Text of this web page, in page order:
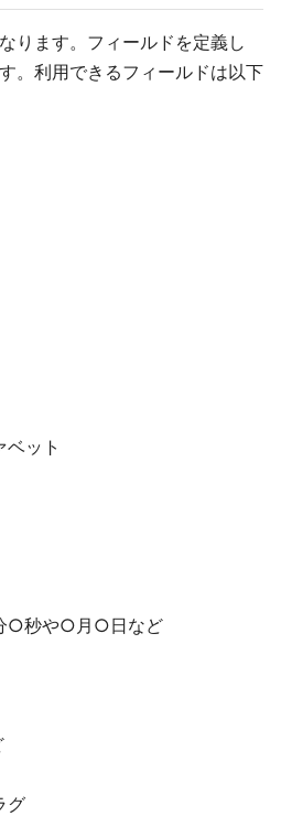
ります。フィールドを定義し
。利用できるフィールドは以下
ット
秒や○月○日など
グ